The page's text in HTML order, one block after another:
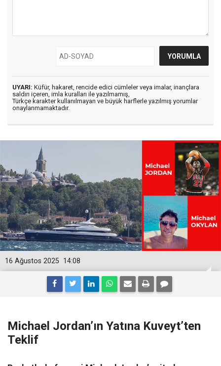
UYARI: Küfür, hakaret, rencide edici cümleler veya imalar, inançlara
saldırı içeren, imla kuralları ile yazılmamış,
Türkçe karakter kullanılmayan ve büyük harflerle yazılmış yorumlar
onaylanmamaktadır.
14:08
16 Ağustos 2025
Michael Jordan’ın Yatına Kuveyt’ten
Teklif